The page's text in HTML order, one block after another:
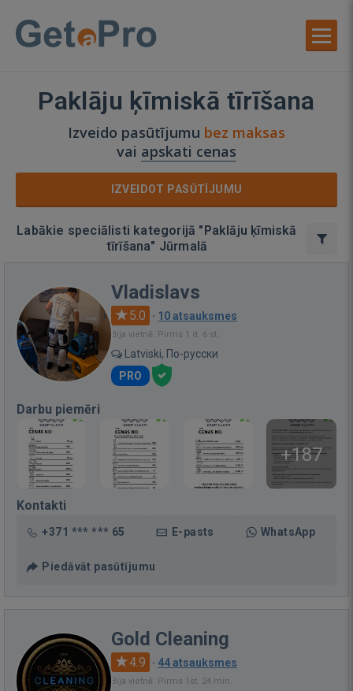
Paklāju ķīmiskā tīrīšana
Izveido pasūtījumu bez maksas
vai apskati cenas
IZVEIDOT PASŪTĪJUMU
Labākie speciālisti kategorijā "Paklāju ķīmiskā
tīrīšana" Jūrmalā
Vladislavs
5.0 · 10 atsauksmes
Bija vietnē: Pirms 1 d. 6 st.
Latviski, По-русски
PRO
Darbu piemēri
+187
Kontakti
+371 *** *** 65 E-pasts WhatsApp
Piedāvāt pasūtījumu
Gold Cleaning
4.9 · 44 atsauksmes
Bija vietnē: Pirms 1st. 24 min.